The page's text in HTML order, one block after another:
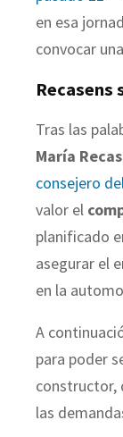
en esa
convocar una
Recasens
Tras las
María
consejero
valor el
planificado
asegurar el
en la
A
para poder
constructor,
las